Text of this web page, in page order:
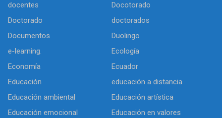
docentes
Docotorado
Doctorado
doctorados
Documentos
Duolingo
e-learning.
Ecología
Economía
Ecuador
Educación
educación a distancia
Educación ambiental
Educación artística
Educación emocional
Educación en valores